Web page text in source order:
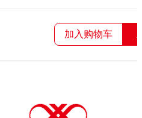
加入购物车